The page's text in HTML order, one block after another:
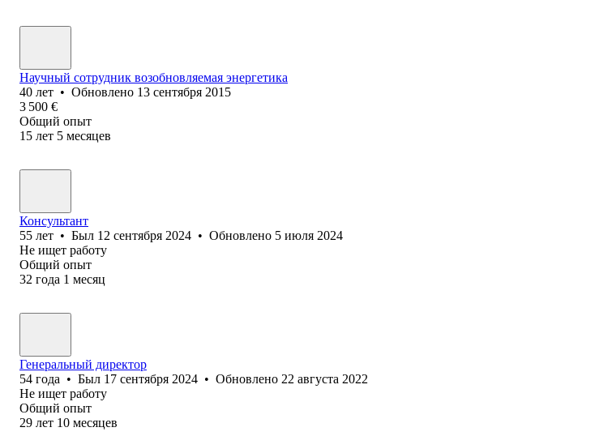
Научный сотрудник возобновляемая энергетика
40 лет • Обновлено 13 сентября 2015
3 500 €
Общий опыт
15 лет 5 месяцев
Консультант
55 лет • Был 12 сентября 2024 • Обновлено 5 июля 2024
Не ищет работу
Общий опыт
32 года 1 месяц
Генеральный директор
54 года • Был 17 сентября 2024 • Обновлено 22 августа 2022
Не ищет работу
Общий опыт
29 лет 10 месяцев